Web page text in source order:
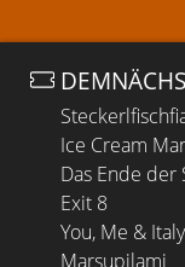
Ice Cream
Das Ende der
Exit 8
You, Me & Italy
Marsupilami